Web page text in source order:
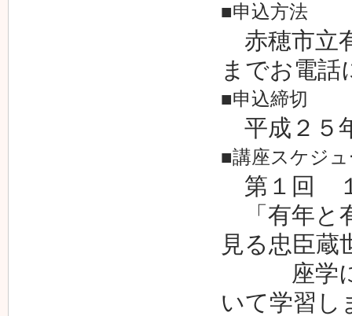
■申込方法
赤穂市立
までお電
■申込締切
平成２５
■講座スケジ
第１回 １
「有年と
見る忠臣蔵
座学によ
いて学習し